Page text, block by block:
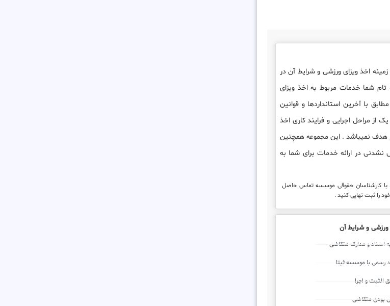
ثبتا بواسطه قدمت 20 ساله در زمینه اخذ ویزای ورزشی و شرایط آن در
شما خدمات مربوط به اخذ ویزای
با آخرین استانداردها و قوانین
مراحل اجرایی و فرایند کاری اخذ
هدف نمیباشد . این مجموعه همچنین
نشدنی در ارائه خدمات برای شما به
با کارشناسان حقوقی موسسه تماس حاصل
را ثبت نهایی کنید .
ورزشی و شرایط آن